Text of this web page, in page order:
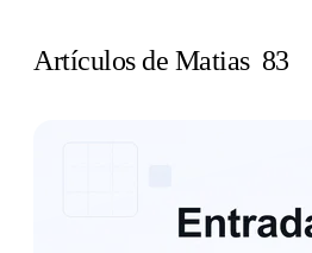
Artículos de Matias 83